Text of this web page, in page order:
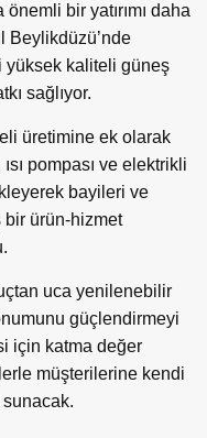
bir yatırımı daha
Beylikdüzü’nde
yüksek kaliteli güneş
sağlıyor.
üretimine ek olarak
pompası ve elektrikli
bayileri ve
ürün-hizmet
uca yenilenebilir
güçlendirmeyi
için katma değer
müşterilerine kendi
sunacak.